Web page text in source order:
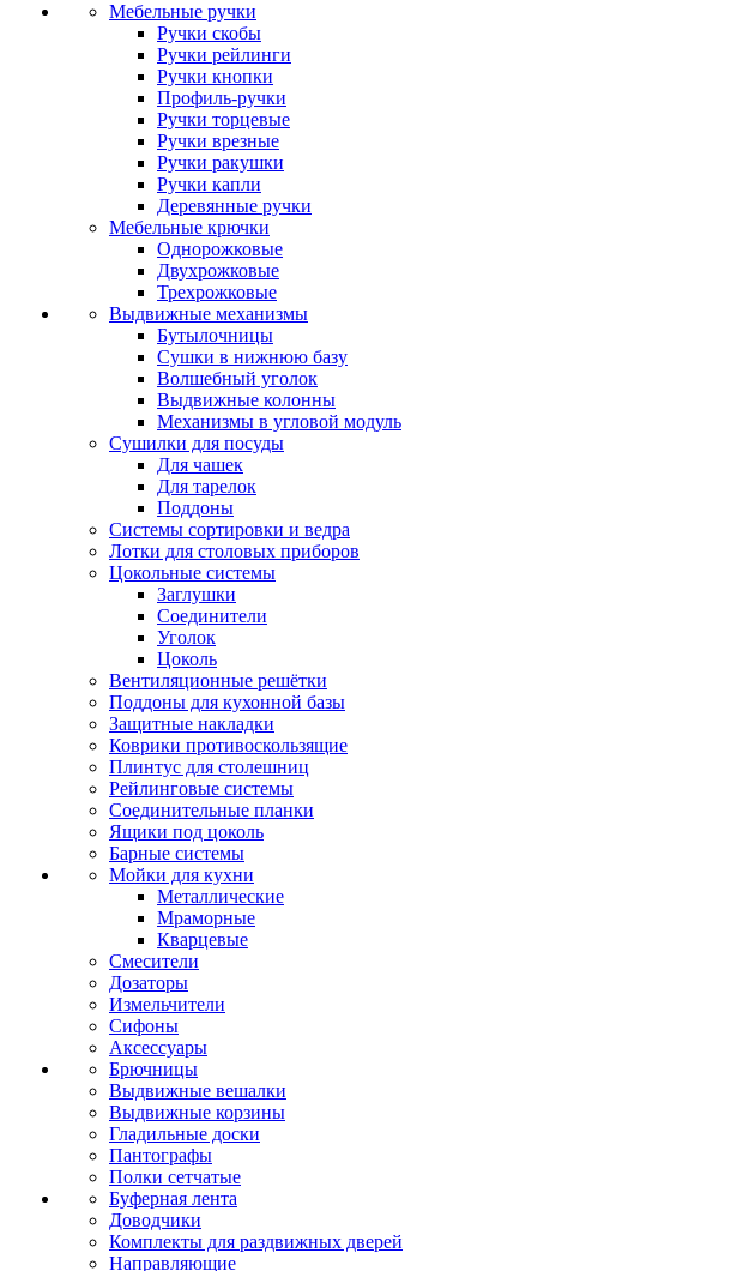
Мебельные ручки
Ручки скобы
Ручки рейлинги
Ручки кнопки
Профиль-ручки
Ручки торцевые
Ручки врезные
Ручки ракушки
Ручки капли
Деревянные ручки
Мебельные крючки
Однорожковые
Двухрожковые
Трехрожковые
Выдвижные механизмы
Бутылочницы
Сушки в нижнюю базу
Волшебный уголок
Выдвижные колонны
Механизмы в угловой модуль
Сушилки для посуды
Для чашек
Для тарелок
Поддоны
Системы сортировки и ведра
Лотки для столовых приборов
Цокольные системы
Заглушки
Соединители
Уголок
Цоколь
Вентиляционные решётки
Поддоны для кухонной базы
Защитные накладки
Коврики противоскользящие
Плинтус для столешниц
Рейлинговые системы
Соединительные планки
Ящики под цоколь
Барные системы
Мойки для кухни
Металлические
Мраморные
Кварцевые
Смесители
Дозаторы
Измельчители
Сифоны
Аксессуары
Брючницы
Выдвижные вешалки
Выдвижные корзины
Гладильные доски
Пантографы
Полки сетчатые
Буферная лента
Доводчики
Комплекты для раздвижных дверей
Направляющие